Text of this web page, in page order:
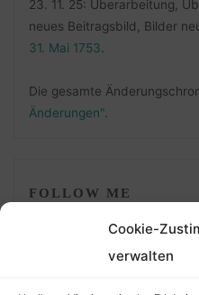
Cookie-
verwalten
23. 11. 25: Überarbeitung,
neues Beitragsbild, Bilder
31. Mai 1753.
Die gesamte
Änderungen".
FOLLOW ME